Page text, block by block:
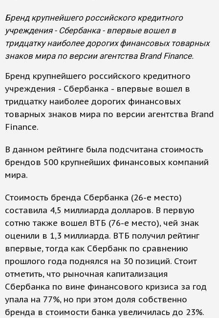
Бренд крупнейшего российского кредитного
учреждения - Сбербанка - впервые вошел в
тридцатку наиболее дорогих финансовых товарных
знаков мира по версии агентства Brand Finance.
Бренд крупнейшего российского кредитного
учреждения - Сбербанка - впервые вошел в
тридцатку наиболее дорогих финансовых
товарных знаков мира по версии агентства Brand
Finance.
В данном рейтинге была подсчитана стоимость
брендов 500 крупнейших финансовых компаний
мира.
Стоимость бренда Сбербанка (26-е место)
составила 4,5 миллиарда долларов. В первую
сотню также вошел ВТБ (76-е место), чей знак
оценили в 1,3 миллиарда. ВТБ получил рейтинг
впервые, тогда как Сбербанк по сравнению
прошлого года поднялся на 30 позиций. Стоит
отметить, что рыночная капитализация
Сбербанка по вине финансового кризиса за год
упала на 77%, но при этом доля собственно
бренда в стоимости банка увеличилась до 23%.